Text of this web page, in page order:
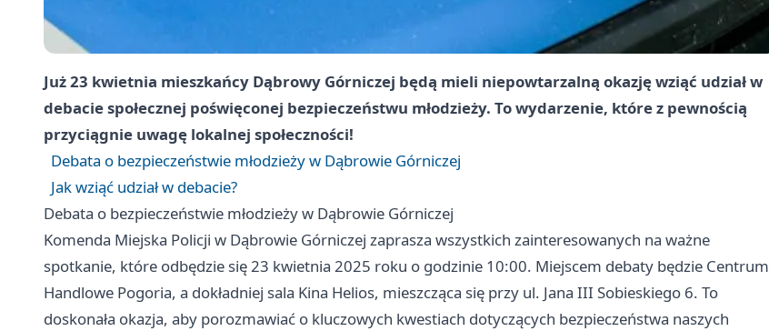
Już 23 kwietnia mieszkańcy Dąbrowy Górniczej będą mieli niepowtarzalną okazję wziąć udział w
debacie społecznej poświęconej bezpieczeństwu młodzieży. To wydarzenie, które z pewnością
przyciągnie uwagę lokalnej społeczności!
Debata o bezpieczeństwie młodzieży w Dąbrowie Górniczej
Jak wziąć udział w debacie?
Debata o bezpieczeństwie młodzieży w Dąbrowie Górniczej
Komenda Miejska Policji w Dąbrowie Górniczej zaprasza wszystkich zainteresowanych na ważne
spotkanie, które odbędzie się 23 kwietnia 2025 roku o godzinie 10:00. Miejscem debaty będzie Centrum
Handlowe Pogoria, a dokładniej sala Kina Helios, mieszcząca się przy ul. Jana III Sobieskiego 6. To
doskonała okazja, aby porozmawiać o kluczowych kwestiach dotyczących bezpieczeństwa naszych